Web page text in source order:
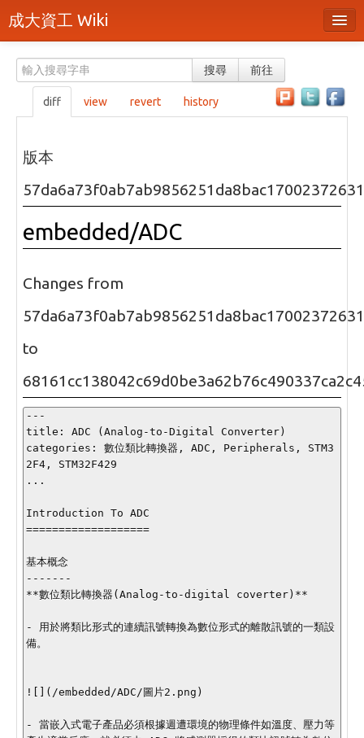
成大資工 Wiki
分類
隨機頁面
最近活動
上傳檔案
頁面原始檔
可列印版本
刪除本頁
登入 / 註冊帳號
搜尋 前往
diff view revert history
版本
embedded/ADC
Changes from
to
---
title: ADC (Analog-to-Digital Converter)
categories: 數位類比轉換器, ADC, Peripherals, STM3
2F4, STM32F429
...
Introduction To ADC
===================
基本概念
-------
**數位類比轉換器(Analog-to-digital coverter)**
- 用於將類比形式的連續訊號轉換為數位形式的離散訊號的一類設
備。
![](/embedded/ADC/圖片2.png)
- 當嵌入式電子產品必須根據週遭環境的物理條件如溫度、壓力等